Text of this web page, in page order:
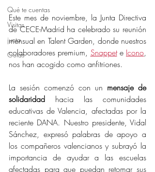
Qué te cuentas
Visitas
junta
Guías
Este mes de noviembre, la Junta Directiva
de CECE-Madrid ha celebrado su reunión
mensual en Talent Garden, donde nuestros
colaboradores premium, Snappet e Icono,
nos han acogido como anfitriones.
La sesión comenzó con un mensaje de
solidaridad hacia las comunidades
educativas de Valencia, afectadas por la
reciente DANA. Nuestro presidente, Vidal
Sánchez, expresó palabras de apoyo a
los compañeros valencianos y subrayó la
importancia de ayudar a las escuelas
afectadas para que puedan retomar sus